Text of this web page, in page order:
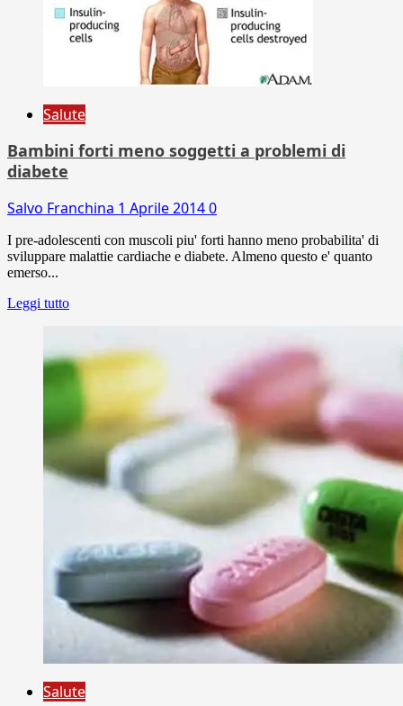
Salute
Bambini forti meno soggetti a problemi di
diabete
Salvo Franchina 1 Aprile 20140
I pre-adolescenti con muscoli piu' forti hanno meno probabilita' di
sviluppare malattie cardiache e diabete. Almeno questo e' quanto
emerso...
Leggi tutto
Salute